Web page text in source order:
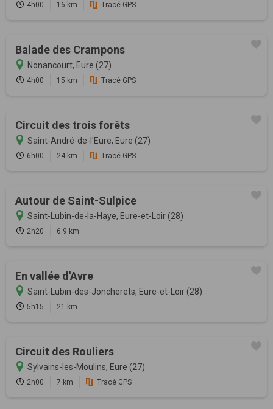
4h00 16 km Tracé GPS
Balade des Crampons
Nonancourt, Eure (27)
4h00 15 km Tracé GPS
Circuit des trois forêts
Saint-André-de-l'Eure, Eure (27)
6h00 24 km Tracé GPS
Autour de Saint-Sulpice
Saint-Lubin-de-la-Haye, Eure-et-Loir (28)
2h20 6.9 km
En vallée d'Avre
Saint-Lubin-des-Joncherets, Eure-et-Loir (28)
5h15 21 km
Circuit des Rouliers
Sylvains-les-Moulins, Eure (27)
2h00 7 km Tracé GPS